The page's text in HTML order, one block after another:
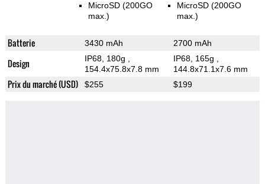
MicroSD (200GO
max.)
MicroSD (200GO
max.)
Batterie 3430 mAh 2700 mAh
Design IP68, 180g
154.4x75.8x7.8 mm
IP68, 165g
144.8x71.1x7.6 mm
Prix du marché (USD) $255 $199